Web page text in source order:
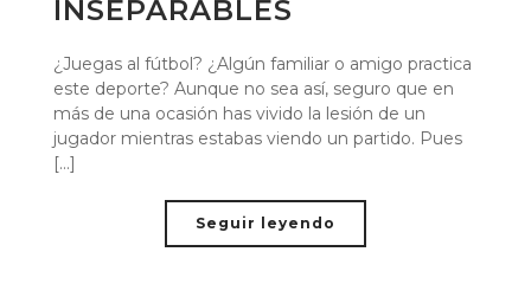
INSEPARABLES
¿Juegas al fútbol? ¿Algún familiar o amigo practica
este deporte? Aunque no sea así, seguro que en
más de una ocasión has vivido la lesión de un
jugador mientras estabas viendo un partido. Pues
[...]
Seguir leyendo